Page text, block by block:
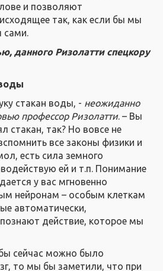
и позволяют
так, как если бы мы
сами.
данного Ризолатти спецкору
стакан воды, - неожиданно
профессор Ризолатти. – Вы
стакан, так? Но вовсе не
все законы физики и
есть сила земного
ей и т.п. Понимание
у вас мгновенно
нейронам – особым клеткам
автоматически,
действие, которое мы
сейчас можно было
то мы бы заметили, что при